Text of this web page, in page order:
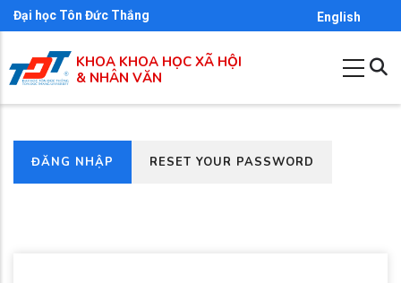
Nhảy
đến
nội
dung
Đại học Tôn Đức Thắng English
KHOA KHOA HỌC XÃ HỘI
& NHÂN VĂN
Primary
ĐĂNG NHẬP RESET YOUR PASSWORD